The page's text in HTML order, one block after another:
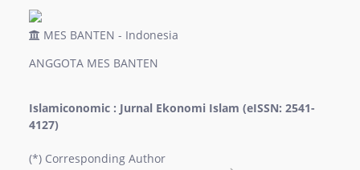
radio_button_unchecked Current
radio_button_unchecked Archives
Authors Index
MES BANTEN - Indonesia
ANGGOTA MES BANTEN
Islamiconomic : Jurnal Ekonomi Islam (eISSN: 2541-
4127)
(*) Corresponding Author